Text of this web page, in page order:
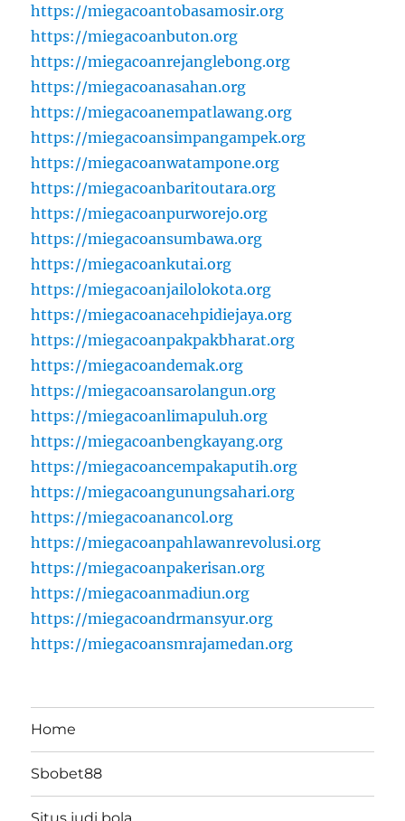
https://miegacoantobasamosir.org
https://miegacoanbuton.org
https://miegacoanrejanglebong.org
https://miegacoanasahan.org
https://miegacoanempatlawang.org
https://miegacoansimpangampek.org
https://miegacoanwatampone.org
https://miegacoanbaritoutara.org
https://miegacoanpurworejo.org
https://miegacoansumbawa.org
https://miegacoankutai.org
https://miegacoanjailolokota.org
https://miegacoanacehpidiejaya.org
https://miegacoanpakpakbharat.org
https://miegacoandemak.org
https://miegacoansarolangun.org
https://miegacoanlimapuluh.org
https://miegacoanbengkayang.org
https://miegacoancempakaputih.org
https://miegacoangunungsahari.org
https://miegacoanancol.org
https://miegacoanpahlawanrevolusi.org
https://miegacoanpakerisan.org
https://miegacoanmadiun.org
https://miegacoandrmansyur.org
https://miegacoansmrajamedan.org
Home
Sbobet88